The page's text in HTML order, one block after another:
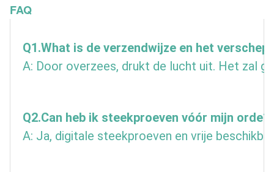
FAQ
Q1.What is de verzendwijze en het
A: Door overzees, drukt de lucht uit. Het zal
Q2.Can heb ik steekproeven vóór mijn orde?
A: Ja, digitale steekproeven en vrije